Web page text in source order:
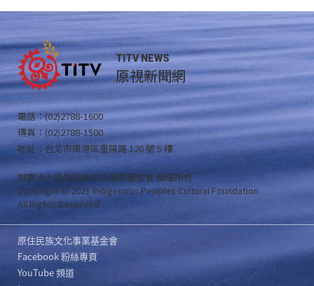
TITV NEWS
原視新聞網
電話：(02)2788-1600
傳真：(02)2788-1500
地址：台北市南港區重陽路 120 號 5 樓
財團法人原住民族文化事業基金會 版權所有
Copyright © 2021 Indigenous Peoples Cultural Foundation
All Rights Reserved .
原住民族文化事業基金會
Facebook 粉絲專頁
YouTube 頻道